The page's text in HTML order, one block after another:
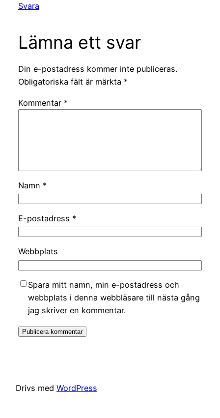
Svara
Lämna ett svar
Din e-postadress kommer inte publiceras.
Obligatoriska fält är märkta *
Kommentar *
Namn *
E-postadress *
Webbplats
Spara mitt namn, min e-postadress och
webbplats i denna webbläsare till nästa gång
jag skriver en kommentar.
Drivs med WordPress